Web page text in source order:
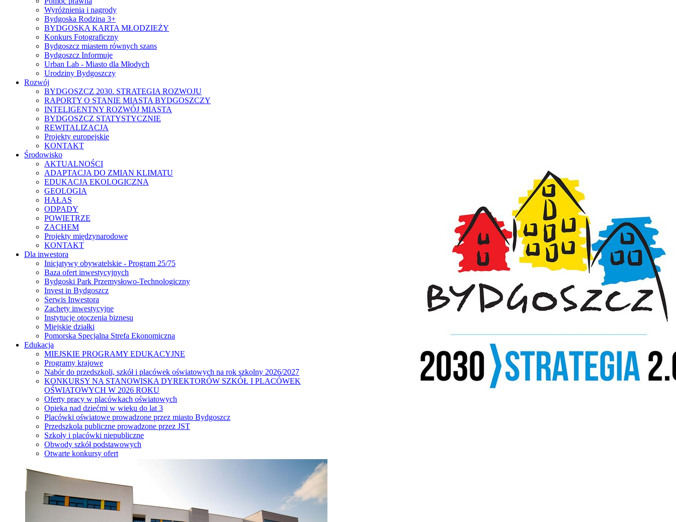
Wyróżnienia i nagrody
Bydgoska Rodzina 3+
BYDGOSKA KARTA MŁODZIEŻY
Konkurs Fotograficzny
Bydgoszcz miastem równych szans
Bydgoszcz Informuje
Urban Lab - Miasto dla Młodych
Urodziny Bydgoszczy
Rozwój
BYDGOSZCZ 2030. STRATEGIA ROZWOJU
RAPORTY O STANIE MIASTA BYDGOSZCZY
INTELIGENTNY ROZWÓJ MIASTA
BYDGOSZCZ STATYSTYCZNIE
REWITALIZACJA
Projekty europejskie
KONTAKT
Środowisko
AKTUALNOŚCI
ADAPTACJA DO ZMIAN KLIMATU
EDUKACJA EKOLOGICZNA
GEOLOGIA
HAŁAS
ODPADY
POWIETRZE
ZACHEM
Projekty międzynarodowe
KONTAKT
Dla inwestora
Inicjatywy obywatelskie - Program 25/75
Baza ofert inwestycyjnych
Bydgoski Park Przemysłowo-Technologiczny
Invest in Bydgoszcz
Serwis Inwestora
Zachęty inwestycyjne
Instytucje otoczenia biznesu
Miejskie działki
Pomorska Specjalna Strefa Ekonomiczna
Edukacja
MIEJSKIE PROGRAMY EDUKACYJNE
Programy krajowe
Nabór do przedszkoli, szkół i placówek oświatowych na rok szkolny 2026/2027
KONKURSY NA STANOWISKA DYREKTORÓW SZKÓŁ I PLACÓWEK
OŚWIATOWYCH W 2026 ROKU
Oferty pracy w placówkach oświatowych
Opieka nad dziećmi w wieku do lat 3
Placówki oświatowe prowadzone przez miasto Bydgoszcz
Przedszkola publiczne prowadzone przez JST
Szkoły i placówki niepubliczne
Obwody szkół podstawowych
Otwarte konkursy ofert